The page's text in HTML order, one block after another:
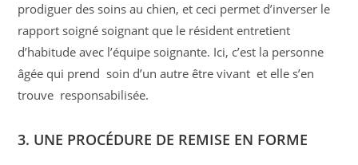
prodiguer des soins au chien, et ceci permet d’inverser le
rap­port soigné soignant que le résident entretient
d’habitude avec l’équipe soignante. Ici, c’est la personne
âgée qui prend soin d’un autre être vivant et elle s’en
trouve responsabilisée.
3. UNE PROCÉDURE DE REMISE EN FORME